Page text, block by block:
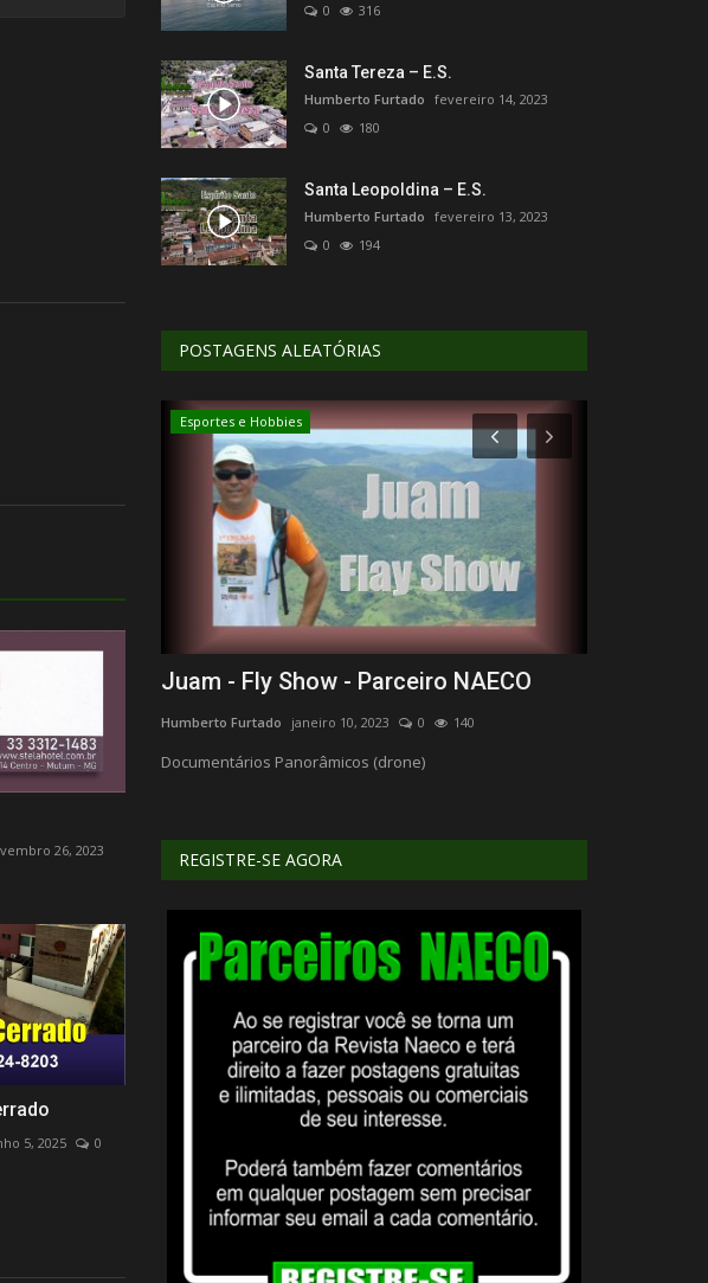
26, 2023
5, 2025
0
0
316
Santa Tereza – E.S.
Humberto Furtado fevereiro 14, 2023
0
180
Santa Leopoldina – E.S.
Humberto Furtado fevereiro 13, 2023
0
194
POSTAGENS ALEATÓRIAS
Esportes e Hobbies
Juam - Fly Show - Parceiro NAECO
Humberto Furtado janeiro 10, 2023 0 140
Documentários Panorâmicos (drone)
REGISTRE-SE AGORA